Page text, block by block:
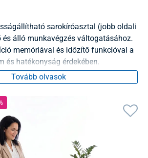
sarokíróasztal (jobb oldali
és álló munkavégzés váltogatásához.
memóriával és időzítő funkcióval a
és hatékonyság érdekében.
Tovább olvasok